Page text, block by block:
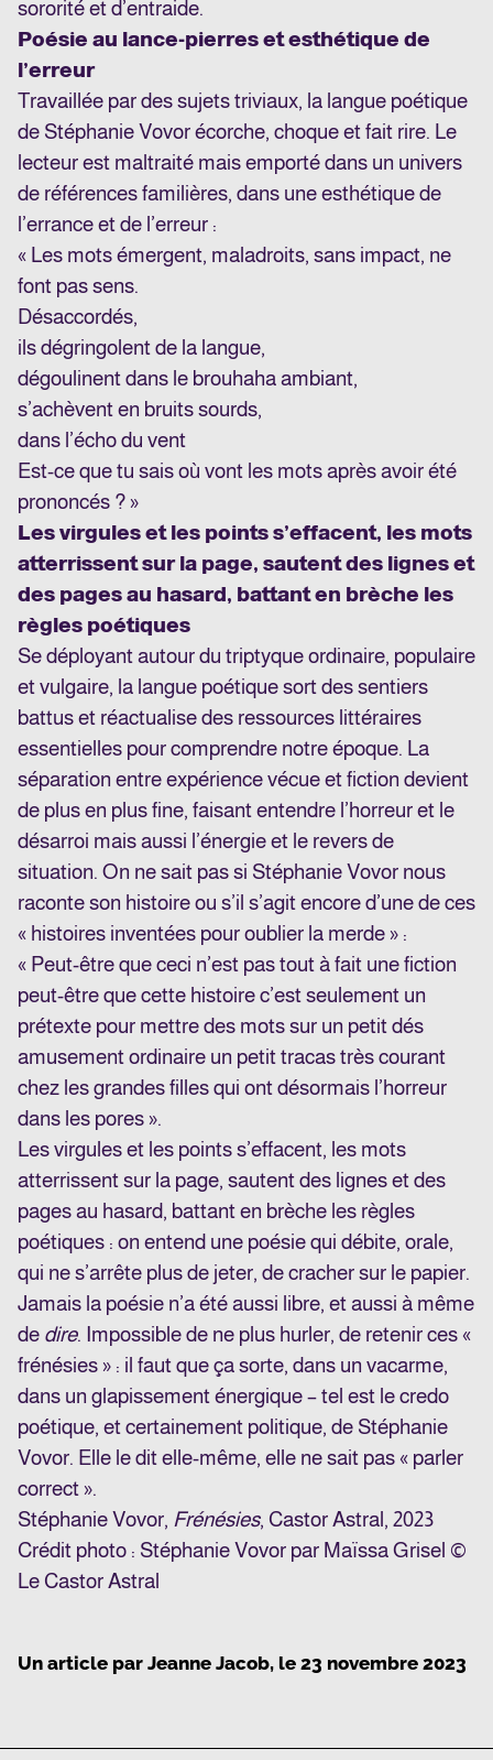
sororité et d’entraide.
Poésie au lance-pierres et esthétique de
l’erreur
Travaillée par des sujets triviaux, la langue poétique
de Stéphanie Vovor écorche, choque et fait rire. Le
lecteur est maltraité mais emporté dans un univers
de références familières, dans une esthétique de
l’errance et de l’erreur :
« Les mots émergent, maladroits, sans impact, ne
font pas sens.
Désaccordés,
ils dégringolent de la langue,
dégoulinent dans le brouhaha ambiant,
s’achèvent en bruits sourds,
dans l’écho du vent
Est-ce que tu sais où vont les mots après avoir été
prononcés ? »
Les virgules et les points s’effacent, les mots
atterrissent sur la page, sautent des lignes et
des pages au hasard, battant en brèche les
règles poétiques
Se déployant autour du triptyque ordinaire, populaire
et vulgaire, la langue poétique sort des sentiers
battus et réactualise des ressources littéraires
essentielles pour comprendre notre époque. La
séparation entre expérience vécue et fiction devient
de plus en plus fine, faisant entendre l’horreur et le
désarroi mais aussi l’énergie et le revers de
situation. On ne sait pas si Stéphanie Vovor nous
raconte son histoire ou s’il s’agit encore d’une de ces
« histoires inventées pour oublier la merde » :
« Peut-être que ceci n’est pas tout à fait une fiction
peut-être que cette histoire c’est seulement un
prétexte pour mettre des mots sur un petit dés
amusement ordinaire un petit tracas très courant
chez les grandes filles qui ont désormais l’horreur
dans les pores ».
Les virgules et les points s’effacent, les mots
atterrissent sur la page, sautent des lignes et des
pages au hasard, battant en brèche les règles
poétiques : on entend une poésie qui débite, orale,
qui ne s’arrête plus de jeter, de cracher sur le papier.
Jamais la poésie n’a été aussi libre, et aussi à même
de dire. Impossible de ne plus hurler, de retenir ces «
frénésies » : il faut que ça sorte, dans un vacarme,
dans un glapissement énergique – tel est le credo
poétique, et certainement politique, de Stéphanie
Vovor. Elle le dit elle-même, elle ne sait pas « parler
correct ».
Stéphanie Vovor, Frénésies, Castor Astral, 2023
Crédit photo : Stéphanie Vovor par Maïssa Grisel ©
Le Castor Astral
Un article par Jeanne Jacob, le 23 novembre 2023